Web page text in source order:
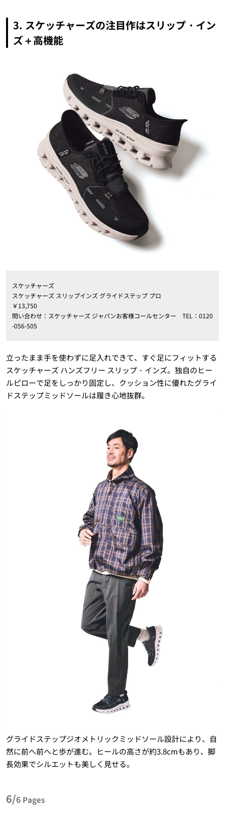
3. スケッチャーズの注目作はスリップ・イン
ズ＋高機能
スケッチャーズ
スケッチャーズ スリップインズ グライドステップ プロ
￥13,750
問い合わせ：スケッチャーズ ジャパンお客様コールセンター TEL：0120
-056-505
立ったまま手を使わずに足入れできて、すぐ足にフィットする
スケッチャーズ ハンズフリー スリップ・インズ。独自のヒー
ルピローで足をしっかり固定し、クッション性に優れたグライ
ドステップミッドソールは履き心地抜群。
グライドステップジオメトリックミッドソール設計により、自
然に前へ前へと歩が進む。ヒールの高さが約3.8cmもあり、脚
長効果でシルエットも美しく見せる。
6/6 Pages